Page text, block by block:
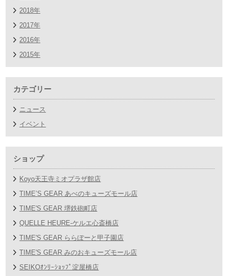
2018年
2017年
2016年
2015年
カテゴリー
ニュース
イベント
ショップ
Koyo天王寺ミオプラザ館店
TIME’S GEAR あべのキューズモール店
TIME'S GEAR 堺鉄砲町店
QUELLE HEURE-ケルエ心斎橋店
TIME'S GEAR ららぽーと甲子園店
TIME'S GEAR みのおキューズモール店
SEIKOｵﾝﾘｰｼｮｯﾌﾟ淀屋橋店